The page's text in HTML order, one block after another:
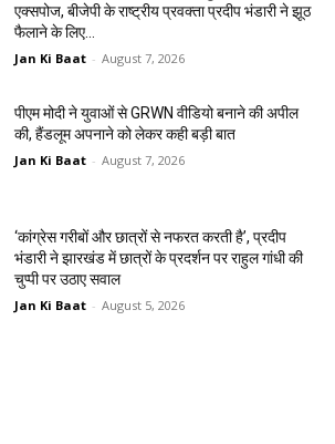
एक्सपोज, बीजेपी के राष्ट्रीय प्रवक्ता प्रदीप भंडारी ने झूठ
फैलाने के लिए...
Jan Ki Baat - August 7, 2026
पीएम मोदी ने युवाओं से GRWN वीडियो बनाने की अपील
की, हैंडलूम अपनाने को लेकर कही बड़ी बात
Jan Ki Baat - August 7, 2026
‘कांग्रेस गरीबों और छात्रों से नफरत करती है’, प्रदीप
भंडारी ने झारखंड में छात्रों के प्रदर्शन पर राहुल गांधी की
चुप्पी पर उठाए सवाल
Jan Ki Baat - August 5, 2026